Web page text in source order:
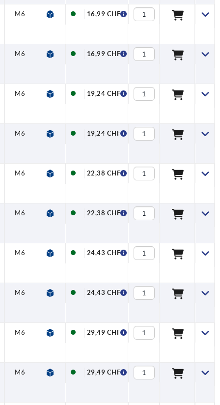
M6 — 16,99 CHF
M6 — 16,99 CHF
M6 — 19,24 CHF
M6 — 19,24 CHF
M6 — 22,38 CHF
M6 — 22,38 CHF
M6 — 24,43 CHF
M6 — 24,43 CHF
M6 — 29,49 CHF
M6 — 29,49 CHF